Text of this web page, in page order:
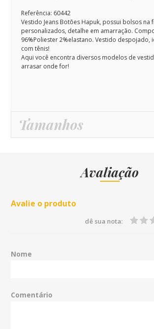
Referência: 60442
Vestido Jeans Botões Hapuk, possui bolsos na
personalizados, detalhe em amarração.
96%Poliester 2%elastano. Vestido despojado,
com tênis!
Aqui você encontra diversos modelos de
arrasar onde for!
Tamanhos
Avaliação
Avalie o produto
dê sua nota:
Nome
Comentário